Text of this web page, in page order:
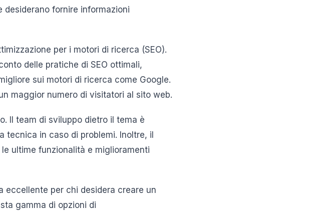
fornire informazioni
per i motori di ricerca (SEO).
delle pratiche di SEO ottimali,
sui motori di ricerca come Google.
maggior numero di visitatori al sito web.
Il team di sviluppo dietro il tema è
tecnica in caso di problemi. Inoltre, il
ultime funzionalità e miglioramenti
eccellente per chi desidera creare un
gamma di opzioni di